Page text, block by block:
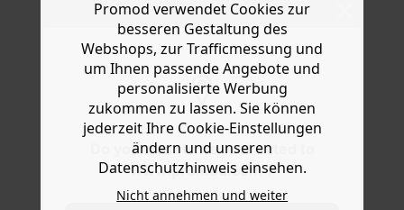
Do you want to be redirected to
www.promod.com ?
Ware die Artikel zurückzuschicken oder umzutauschen.
Kriterien: großer Reverskragen, doppelte Knopfreihe,
abnehmbarer Bindegürtel, Knopfpatte an den
Ärmelabschlüssen. Das Modell mit langen Raglanärmeln
und 2 Taschen hat einen Gehschlitz hinten. Enthält
Viskose aus Zellstoff aus nachhaltiger Forstwirtschaft.
Promod verwendet Cookies zur
besseren Gestaltung des
Webshops, zur Trafficmessung und
um Ihnen passende Angebote und
personalisierte Werbung
zukommen zu lassen. Sie können
jederzeit Ihre Cookie-Einstellungen
ändern und unseren
Datenschutzhinweis einsehen.
Nicht annehmen und weiter